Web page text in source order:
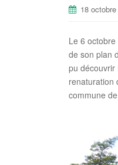
18
Le 6
de son plan
pu découvrir
renaturation
commune